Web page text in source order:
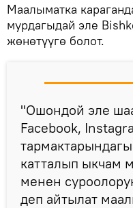
Маалыматка
мурдагыдай эле
жөнөтүүгө болот.
"Ошондой эле
Facebook,
катталып ыкчам
менен
деп айтылат